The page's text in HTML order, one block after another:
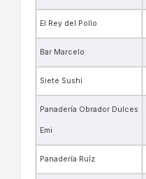
El Rey del Pollo
Bar Marcelo
Siete Sushi
Panadería Obrador Dulces
Emi
Panadería Ruíz